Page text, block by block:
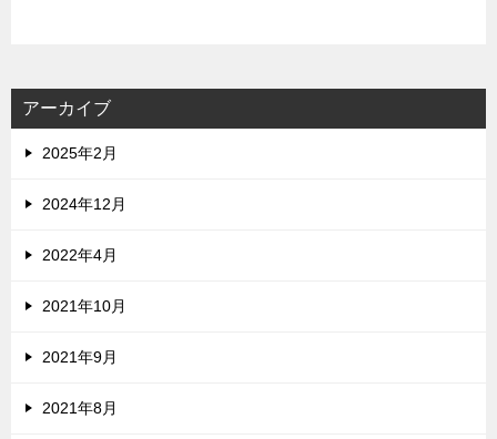
アーカイブ
2025年2月
2024年12月
2022年4月
2021年10月
2021年9月
2021年8月